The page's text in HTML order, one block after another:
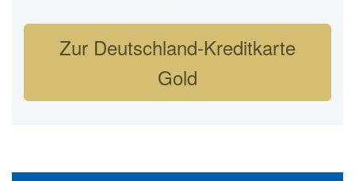
Zur Deutschland-Kreditkarte
Gold